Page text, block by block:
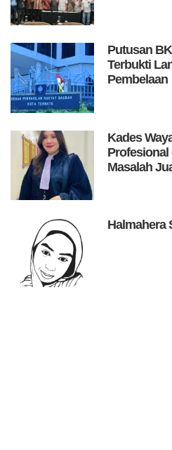
Putusan
Terbukti
Pembelaan
Kades
Profesional
Masalah
Halmahera